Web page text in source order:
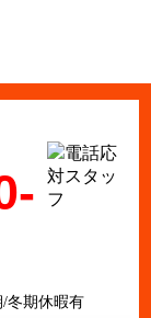
冬期休暇有